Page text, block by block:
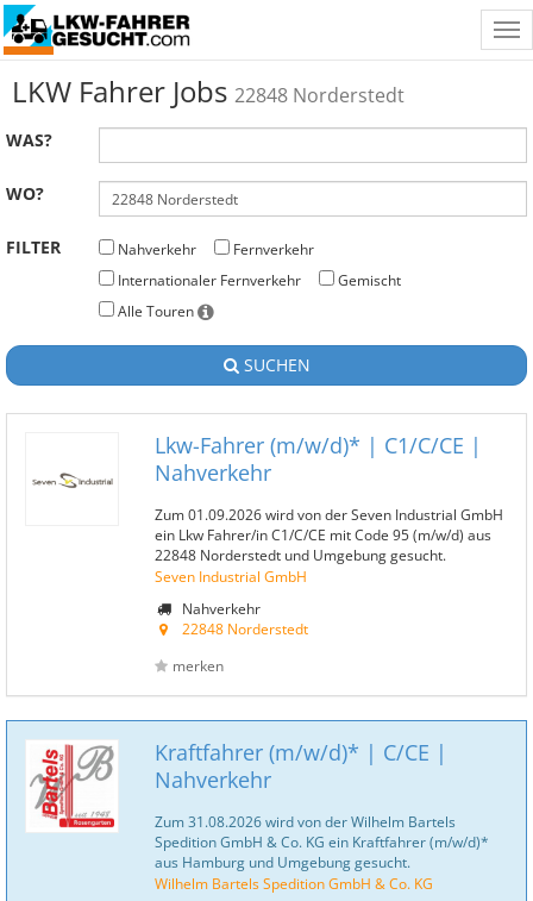
LKW Fahrer Jobs 22848 Norderstedt
WAS?
WO?
FILTER Nahverkehr
Fernverkehr
Internationaler Fernverkehr
Gemischt
Alle Touren
SUCHEN
Lkw-Fahrer (m/w/d)* | C1/C/CE |
Nahverkehr
Zum 01.09.2026 wird von der Seven Industrial GmbH
ein Lkw Fahrer/in C1/C/CE mit Code 95 (m/w/d) aus
22848 Norderstedt und Umgebung gesucht.
Seven Industrial GmbH
Nahverkehr
22848 Norderstedt
merken
Kraftfahrer (m/w/d)* | C/CE |
Nahverkehr
Zum 31.08.2026 wird von der Wilhelm Bartels
Spedition GmbH & Co. KG ein Kraftfahrer (m/w/d)*
aus Hamburg und Umgebung gesucht.
Wilhelm Bartels Spedition GmbH & Co. KG